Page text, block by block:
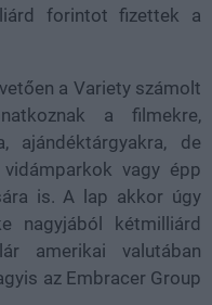
forintot fizettek a
a Variety számolt
a filmekre,
ajándéktárgyakra, de
vagy épp
is. A lap akkor úgy
nagyjából kétmilliárd
amerikai valutában
az Embracer Group